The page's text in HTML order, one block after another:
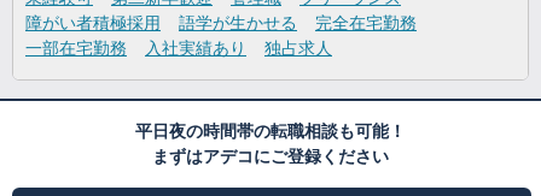
障がい者積極採用
語学が生かせる
完全在宅勤務
一部在宅勤務
入社実績あり 独占求人
平日夜の時間帯の転職相談も可能！
まずはアデコにご登録ください